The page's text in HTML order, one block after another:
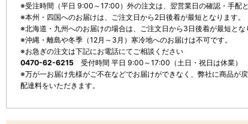
※受注時間（平日 9:00～17:00）外の注文は、翌営業日の確認・手配
※本州・四国へのお届けは、ご注文日から2日後着が最短となります。
※北海道・九州へのお届けの場合は、ご注文日から3日後着が最短とな
※沖縄・離島や冬季（12月～3月）寒冷地へのお届けは不可です。
※お急ぎの注文は下記にお電話にてご相談ください
0470-62-6215 受付時間 平日 9:00～17:00（土日・祝日は休業）
※万が一お届け先様がご不在などでお届けができなく、弊社に商品が戻
配達料をいただきます。